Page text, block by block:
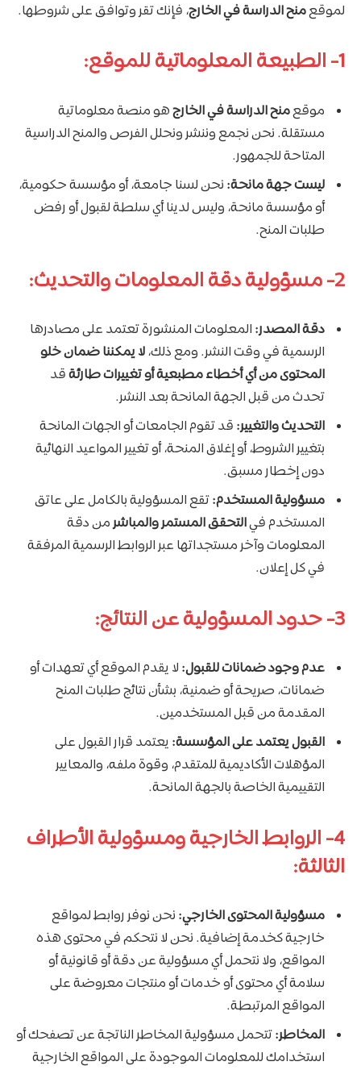
لموقعمنح الدراسة في الخارج، فإنك تقر وتوافق على شروطها.
1- الطبيعة المعلوماتية للموقع:
موقعمنح الدراسة في الخارجهو منصة معلوماتية
مستقلة. نحن نجمع وننشر ونحلل الفرص والمنح الدراسية
المتاحة للجمهور.
ليست جهة مانحة: نحن لسنا جامعة، أو مؤسسة حكومية،
أو مؤسسة مانحة، وليس لدينا أي سلطة لقبول أو رفض
طلبات المنح.
2- مسؤولية دقة المعلومات والتحديث:
دقة المصدر: المعلومات المنشورة تعتمد على مصادرها
الرسمية في وقت النشر. ومع ذلك،لا يمكننا ضمان خلو
المحتوى من أي أخطاء مطبعية أو تغييرات طارئةقد
تحدث من قبل الجهة المانحة بعد النشر.
التحديث والتغيير: قد تقوم الجامعات أو الجهات المانحة
بتغيير الشروط، أو إغلاق المنحة، أو تغيير المواعيد النهائية
دون إخطار مسبق.
مسؤولية المستخدم:تقع المسؤولية بالكامل على عاتق
المستخدم فيالتحقق المستمر والمباشرمن دقة
المعلومات وآخر مستجداتها عبر الروابط الرسمية المرفقة
في كل إعلان.
3- حدود المسؤولية عن النتائج:
عدم وجود ضمانات للقبول: لا يقدم الموقع أي تعهدات أو
ضمانات، صريحة أو ضمنية، بشأن نتائج طلبات المنح
المقدمة من قبل المستخدمين.
القبول يعتمد على المؤسسة: يعتمد قرار القبول على
المؤهلات الأكاديمية للمتقدم، وقوة ملفه، والمعايير
التقييمية الخاصة بالجهة المانحة.
4- الروابط الخارجية ومسؤولية الأطراف
الثالثة:
مسؤولية المحتوى الخارجي: نحن نوفر روابط لمواقع
خارجية كخدمة إضافية. نحن لا نتحكم في محتوى هذه
المواقع، ولا نتحمل أي مسؤولية عن دقة أو قانونية أو
سلامة أي محتوى أو خدمات أو منتجات معروضة على
المواقع المرتبطة.
المخاطر:تتحمل مسؤولية المخاطر الناتجة عن تصفحك أو
استخدامك للمعلومات الموجودة على المواقع الخارجية